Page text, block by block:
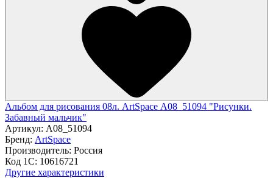
Альбом для рисования 08л. ArtSpace А08_51094 "Рисунки.
Забавный мальчик"
Артикул: А08_51094
Бренд: ArtSpace
Производитель: Россия
Код 1С: 10616721
Другие характеристики